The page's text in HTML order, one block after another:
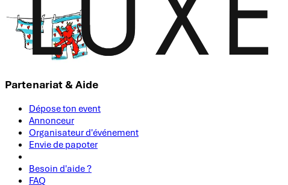
Partenariat & Aide
Dépose ton event
Annonceur
Organisateur d'événement
Envie de papoter
Besoin d'aide ?
FAQ